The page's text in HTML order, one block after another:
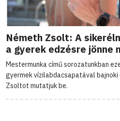
Németh Zsolt: A
a gyerek edzésre jönne
Mestermunka című sorozatunkban
gyermek vízilabdacsapatával bajnoki
Zsoltot mutatjuk be.